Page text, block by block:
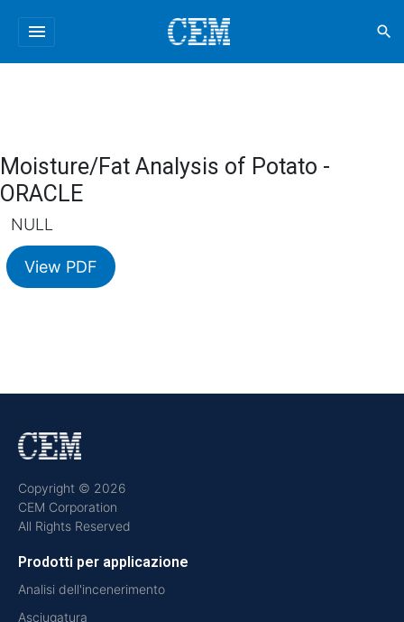
menu search
Moisture/Fat Analysis of Potato -
ORACLE
NULL
View PDF
Copyright © 2026
CEM Corporation
All Rights Reserved
Prodotti per applicazione
Analisi dell'incenerimento
Asciugatura